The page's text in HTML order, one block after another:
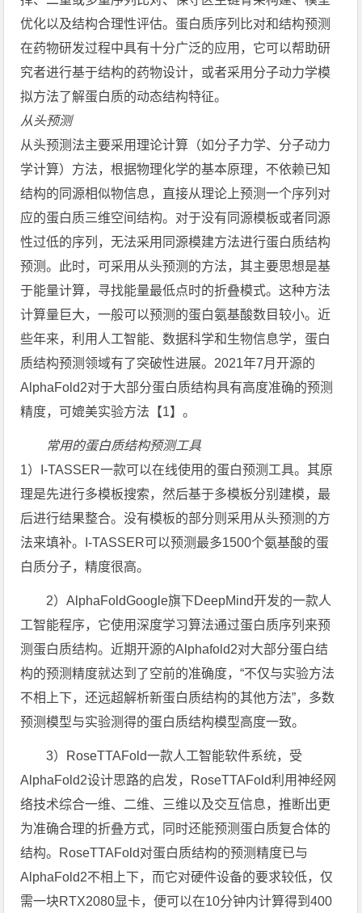
优化以及结构合理性评估。蛋白质序列比对和结构预测
在药物研发过程中具有十分广泛的应用，它可以帮助研
究者进行基于结构的药物设计，或者采用分子动力学模
拟方法了解蛋白质的动态结构特征。
从头预测
从头预测法主要采用理论计算（如分子力学、分子动力
学计算）方法，根据物理化学的基本原理，不依赖已知
结构的同源相似物信息，直接从理论上预测一个序列对
应的蛋白质三维空间结构。对于没有同源模板或者同源
性过低的序列，无法采用同源模建方法进行蛋白质结构
预测。此时，可采用从头预测的方法，其主要思想是基
于能量计算，寻找能量最低点时的折叠模式。这种方法
计算量巨大，一般可以预测的蛋白氨基酸数目较小。近
些年来，利用人工智能、数据科学和生物信息学，蛋白
质结构预测领域有了突破性进展。2021年7月开源的
AlphaFold2对于大部分蛋白质结构具有高度准确的预测
精度，可媲美实验方法【1】。
常用的蛋白质结构预测工具
1）I-TASSER一款可以在线使用的蛋白预测工具。其原
理是先进行多模板搜索，然后基于多模板分别建模，最
后进行结果整合。没有模板的部分则采用从头预测的方
法来填补。I-TASSER可以预测最多1500个氨基酸的蛋
白质分子，精度很高。
2）AlphaFoldGoogle旗下DeepMind开发的一款人
工智能程序，它使用深度学习算法通过蛋白质序列来预
测蛋白质结构。近期开源的Alphafold2对大部分蛋白结
构的预测精度就达到了空前的准确度，“不仅与实验方法
不相上下，还远超解析新蛋白质结构的其他方法”，多数
预测模型与实验测得的蛋白质结构模型高度一致。
3）RoseTTAFold一款人工智能软件系统，受
AlphaFold2设计思路的启发，RoseTTAFold利用神经网
络技术综合一维、二维、三维以及交互信息，推断出更
为准确合理的折叠方式，同时还能预测蛋白质复合体的
结构。RoseTTAFold对蛋白质结构的预测精度已与
AlphaFold2不相上下，而它对硬件设备的要求较低，仅
需一块RTX2080显卡，便可以在10分钟内计算得到400